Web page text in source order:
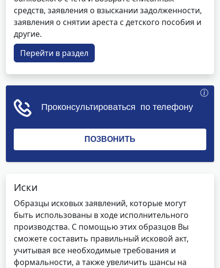
средств, заявления о взыскании задолженности,
заявления о снятии ареста с детского пособия и
другие.
Перейти в раздел
Иски
Образцы исковых заявлений, которые могут
быть использованы в ходе исполнительного
производства. С помощью этих образцов Вы
сможете составить правильный исковой акт,
учитывая все необходимые требования и
формальности, а также увеличить шансы на